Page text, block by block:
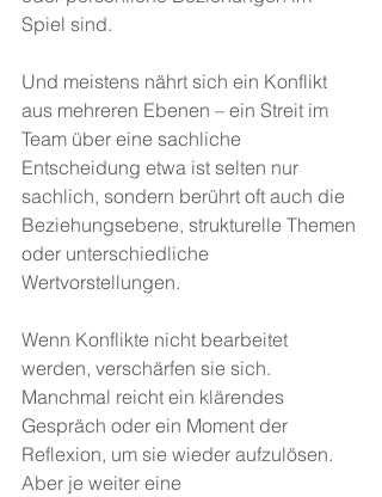
Spiel sind.
Und meistens nährt sich ein Konflikt
aus mehreren Ebenen – ein Streit im
Team über eine sachliche
Entscheidung etwa ist selten nur
sachlich, sondern berührt oft auch die
Beziehungsebene, strukturelle Themen
oder unterschiedliche
Wertvorstellungen.
Wenn Konflikte nicht bearbeitet
werden, verschärfen sie sich.
Manchmal reicht ein klärendes
Gespräch oder ein Moment der
Reflexion, um sie wieder aufzulösen.
Aber je weiter eine